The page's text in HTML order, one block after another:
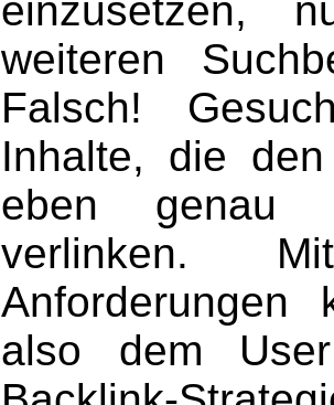
einzusetzen,
weiteren
Falsch!
Inhalte, die
eben genau
verlinken.
Anforderungen
also dem